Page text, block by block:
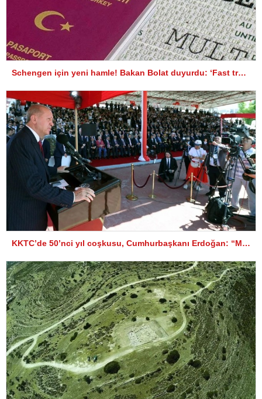
Schengen için yeni hamle! Bakan Bolat duyurdu: ‘Fast track’ vize uygulaması
KKTC’de 50’nci yıl coşkusu, Cumhurbaşkanı Erdoğan: “Müzakereye ve çözüme hazırız”